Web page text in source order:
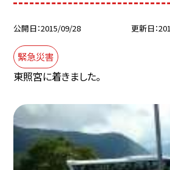
公開日 2015/09/28 更新日
緊急災害
東照宮に着きました。